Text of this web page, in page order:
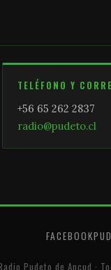
TELÉFONO Y
+56 65 262 2837
radio@pudeto.cl
FACEBOOK
Pudeto de Ancud ·